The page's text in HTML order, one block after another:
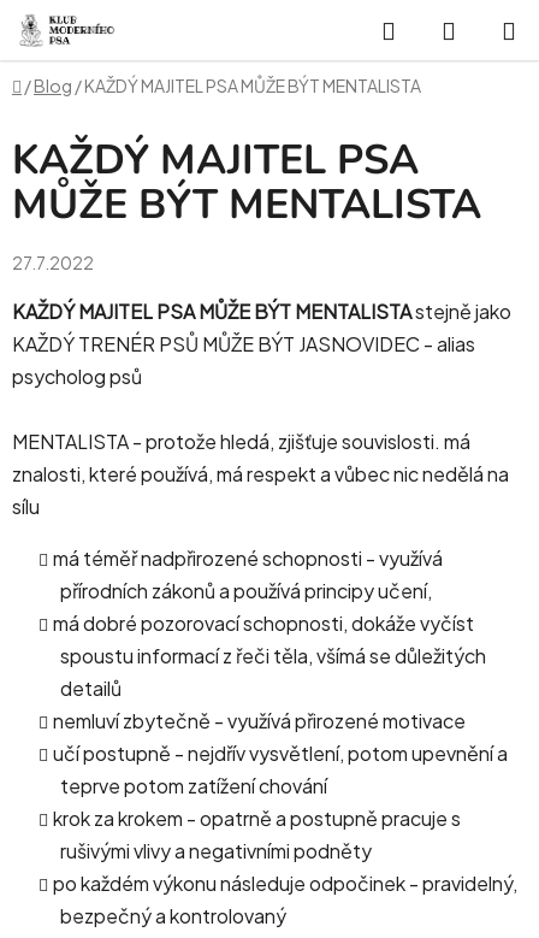
Přejít
na
obsah
Hledat
KOŠÍK
Domů
/Blog /KAŽDÝ MAJITEL PSA MŮŽE BÝT MENTALISTA
KAŽDÝ MAJITEL PSA
MŮŽE BÝT MENTALISTA
27.7.2022
KAŽDÝ MAJITEL PSA MŮŽE BÝT MENTALISTAstejně jako
KAŽDÝ TRENÉR PSŮ MŮŽE BÝT JASNOVIDEC - alias
psycholog psů
MENTALISTA -protože hledá, zjišťuje souvislosti. má
znalosti, které používá, má respekt a vůbec nic nedělá na
sílu
má téměř nadpřirozené schopnosti - využívá
přírodních zákonů a používá principy učení,
má dobré pozorovací schopnosti, dokáže vyčíst
spoustu informací z řeči těla, všímá se důležitých
detailů
nemluví zbytečně - využívá přirozené motivace
učí postupně - nejdřív vysvětlení, potom upevnění a
teprve potom zatížení chování
krok za krokem - opatrně a postupně pracuje s
rušivými vlivy a negativními podněty
po každém výkonu následuje odpočinek - pravidelný,
bezpečný a kontrolovaný